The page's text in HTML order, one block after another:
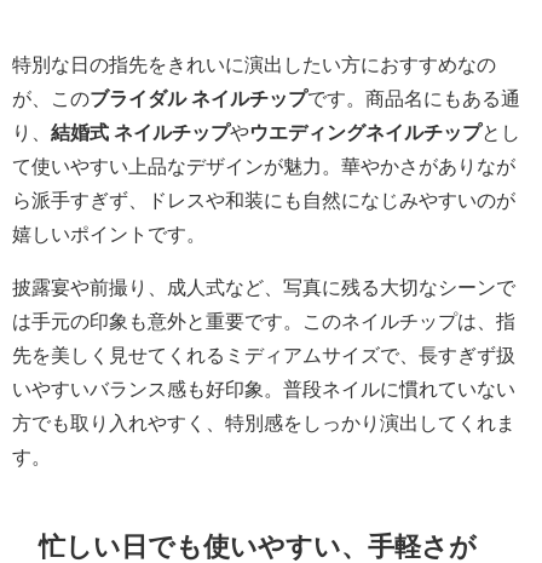
特別な日の指先をきれいに演出したい方におすすめなの
が、このブライダル ネイルチップです。商品名にもある通
り、 結婚式 ネイルチップやウエディングネイルチップとし
て使いやすい上品なデザインが魅力。華やかさがありなが
ら派手すぎず、ドレスや和装にも自然になじみやすいのが
嬉しいポイントです。
披露宴や前撮り、成人式など、写真に残る大切なシーンで
は手元の印象も意外と重要です。このネイルチップは、指
先を美しく見せてくれるミディアムサイズで、長すぎず扱
いやすいバランス感も好印象。普段ネイルに慣れていない
方でも取り入れやすく、特別感をしっかり演出してくれま
す。
忙しい日でも使いやすい、手軽さが